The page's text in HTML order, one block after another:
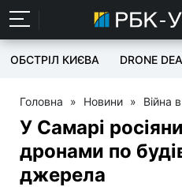
ОБСТРІЛ КИЄВА DRONE
Головна » Новини » Війна
У Самарі
дронами по
джерела